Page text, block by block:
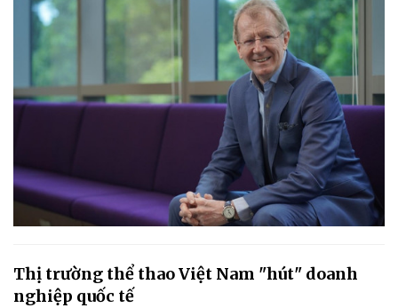
Thị trường thể thao Việt Nam "hút" doanh
nghiệp quốc tế